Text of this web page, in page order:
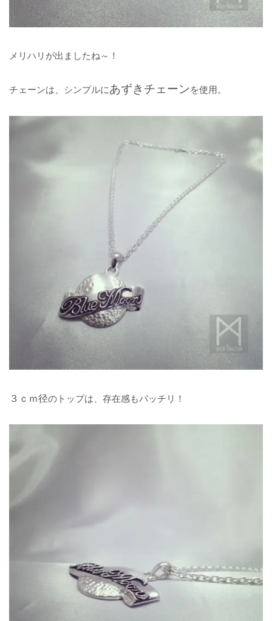
メリハリが出ましたね～！
チェーンは、シンプルにあずきチェーンを使用。
３ｃｍ径のトップは、存在感もバッチリ！